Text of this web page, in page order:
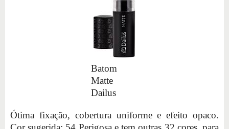
Batom
Matte
Dailus
Ótima fixação, cobertura uniforme e efeito opaco.